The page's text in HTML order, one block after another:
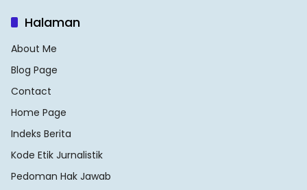
Halaman
About Me
Blog Page
Contact
Home Page
Indeks Berita
Kode Etik Jurnalistik
Pedoman Hak Jawab